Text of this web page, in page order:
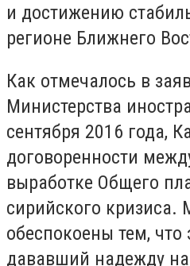
и достижению
регионе Ближнего
Как отмечалось в
Министерства
сентября 2016 года,
договоренности
выработке Общего
сирийского кризиса.
обеспокоены тем, что
дававший надежду